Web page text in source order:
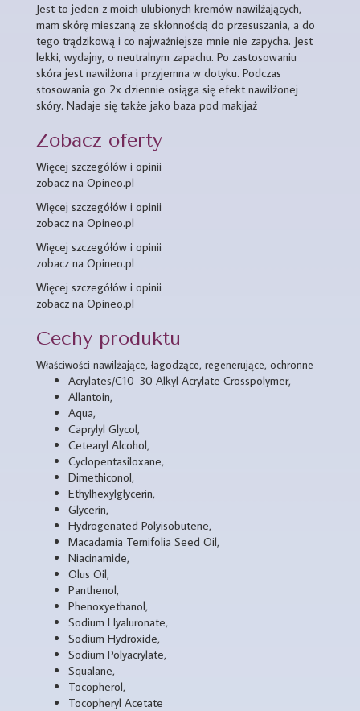
Jest to jeden z moich ulubionych kremów nawilżających,
mam skórę mieszaną ze skłonnością do przesuszania, a do
tego trądzikową i co najważniejsze mnie nie zapycha. Jest
lekki, wydajny, o neutralnym zapachu. Po zastosowaniu
skóra jest nawilżona i przyjemna w dotyku. Podczas
stosowania go 2x dziennie osiąga się efekt nawilżonej
skóry. Nadaje się także jako baza pod makijaż
Zobacz oferty
Więcej szczegółów i opinii
zobacz na Opineo.pl
Więcej szczegółów i opinii
zobacz na Opineo.pl
Więcej szczegółów i opinii
zobacz na Opineo.pl
Więcej szczegółów i opinii
zobacz na Opineo.pl
Cechy produktu
Właściwości nawilżające, łagodzące, regenerujące, ochronne
Acrylates/C10-30 Alkyl Acrylate Crosspolymer,
Allantoin,
Aqua,
Caprylyl Glycol,
Cetearyl Alcohol,
Cyclopentasiloxane,
Dimethiconol,
Ethylhexylglycerin,
Glycerin,
Hydrogenated Polyisobutene,
Macadamia Ternifolia Seed Oil,
Niacinamide,
Olus Oil,
Panthenol,
Phenoxyethanol,
Sodium Hyaluronate,
Sodium Hydroxide,
Sodium Polyacrylate,
Squalane,
Tocopherol,
Tocopheryl Acetate